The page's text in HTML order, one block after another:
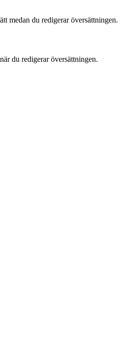
medan du redigerar översättningen.
du redigerar översättningen.